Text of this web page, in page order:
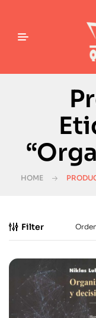
HOME
Filter